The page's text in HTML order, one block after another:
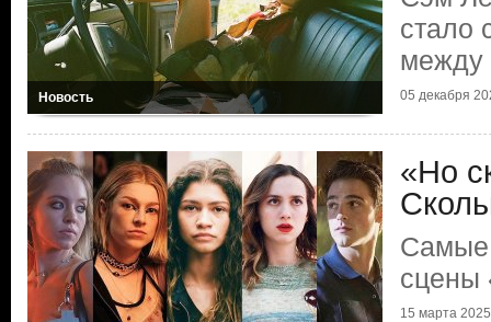
Новость
стало
между
05 декабря
«Но
сцены
15 марта 2025